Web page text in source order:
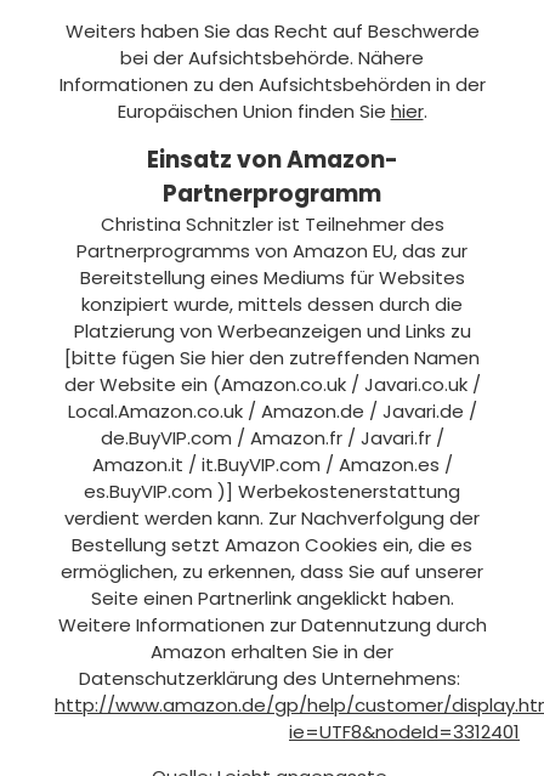
Weiters haben Sie das Recht auf Beschwerde
bei der Aufsichtsbehörde. Nähere
Informationen zu den Aufsichtsbehörden in der
Europäischen Union finden Sie hier.
Einsatz von Amazon-
Partnerprogramm
Christina Schnitzler ist Teilnehmer des
Partnerprogramms von Amazon EU, das zur
Bereitstellung eines Mediums für Websites
konzipiert wurde, mittels dessen durch die
Platzierung von Werbeanzeigen und Links zu
[bitte fügen Sie hier den zutreffenden Namen
der Website ein (Amazon.co.uk / Javari.co.uk /
Local.Amazon.co.uk / Amazon.de / Javari.de /
de.BuyVIP.com / Amazon.fr / Javari.fr /
Amazon.it / it.BuyVIP.com / Amazon.es /
es.BuyVIP.com )] Werbekostenerstattung
verdient werden kann. Zur Nachverfolgung der
Bestellung setzt Amazon Cookies ein, die es
ermöglichen, zu erkennen, dass Sie auf unserer
Seite einen Partnerlink angeklickt haben.
Weitere Informationen zur Datennutzung durch
Amazon erhalten Sie in der
Datenschutzerklärung des Unternehmens:
http://www.amazon.de/gp/help/customer/
ie=UTF8&nodeId=3312401